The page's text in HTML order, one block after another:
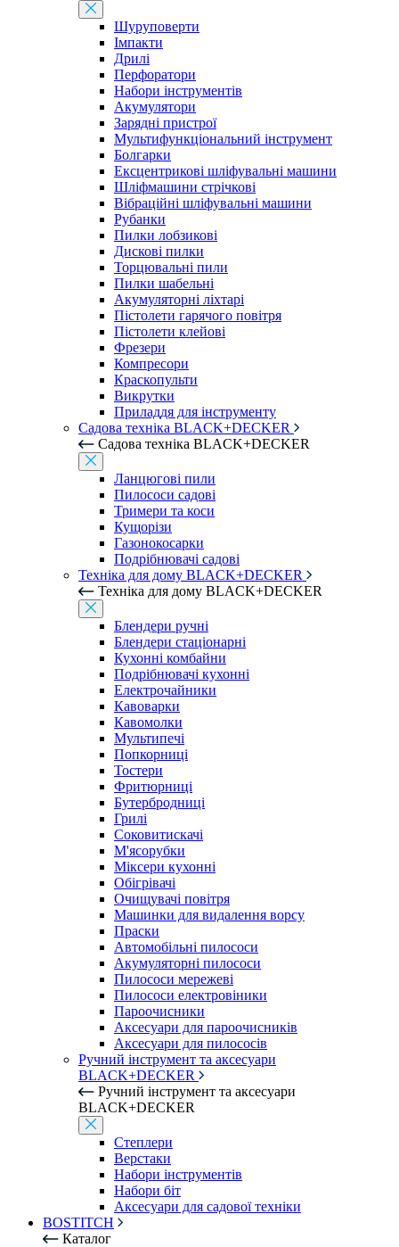
Шуруповерти
Імпакти
Дрилі
Перфоратори
Набори інструментів
Акумулятори
Зарядні пристрої
Мультифункціональний інструмент
Болгарки
Ексцентрикові шліфувальні машини
Шліфмашини стрічкові
Вібраційні шліфувальні машини
Рубанки
Пилки лобзикові
Дискові пилки
Торцювальні пили
Пилки шабельні
Акумуляторні ліхтарі
Пістолети гарячого повітря
Пістолети клейові
Фрезери
Компресори
Краскопульти
Викрутки
Приладдя для інструменту
Садова техніка BLACK+DECKER
Садова техніка BLACK+DECKER
Ланцюгові пили
Пилососи садові
Тримери та коси
Кущорізи
Газонокосарки
Подрібнювачі садові
Техніка для дому BLACK+DECKER
Техніка для дому BLACK+DECKER
Блендери ручні
Блендери стаціонарні
Кухонні комбайни
Подрібнювачі кухонні
Електрочайники
Кавоварки
Кавомолки
Мультипечі
Попкорниці
Тостери
Фритюрниці
Бутербродниці
Грилі
Соковитискачі
М'ясорубки
Міксери кухонні
Обігрівачі
Очищувачі повітря
Машинки для видалення ворсу
Праски
Автомобільні пилососи
Акумуляторні пилососи
Пилососи мережеві
Пилососи електровіники
Пароочисники
Аксесуари для пароочисників
Аксесуари для пилососів
Ручний інструмент та аксесуари
BLACK+DECKER
Ручний інструмент та аксесуари
BLACK+DECKER
Степлери
Верстаки
Набори інструментів
Набори біт
Аксесуари для садової техніки
BOSTITCH
Каталог